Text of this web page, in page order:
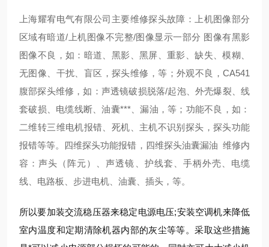
上海耀宥电气有限公司主要维修探头故障：上机图像部分
区域有暗道/上机图像不完整/图像显示一部分 图像有黑影
图像不良，如：暗道、黑影、黑屏、重影、缺失、模糊、
无图像、干扰、盲区，探头维修，等；外观不良，CA541
腹部探头维修，如：声透镜破损脱落/起泡、外壳爆裂、线
套破损、电缆线断、油囊***、漏油，等；功能不良，如：
二维转三维电机报错、死机、主机不识别探头，探头功能
报错等等。四维探头功能报错，四维探头油囊漏油 维修内
容：声头（阵元）、声透镜、护线套、手柄外壳、电缆
线、电路板、步进电机、油囊、插头，等。
所以要加装交流稳压器来稳定电源电压;安装空调机来降低
室内温度和定期清除机器内部的灰尘等等。采取这些措施